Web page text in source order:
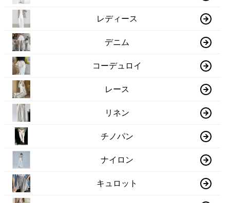
レディース
デニム
コーデュロイ
レース
リネン
チノパン
ナイロン
キュロット